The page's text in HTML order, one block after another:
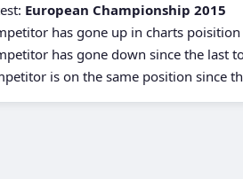
European Championship 2015
has gone up in charts
has gone down since the last
is on the same position since